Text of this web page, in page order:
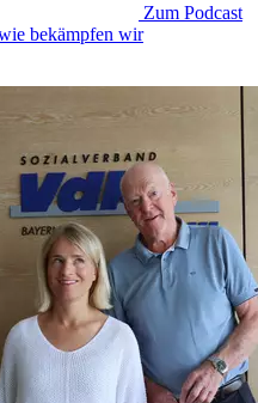
Zum Podcast
bekämpfen wir